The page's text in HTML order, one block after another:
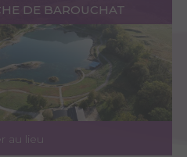
DE BAROUCHAT
au lieu